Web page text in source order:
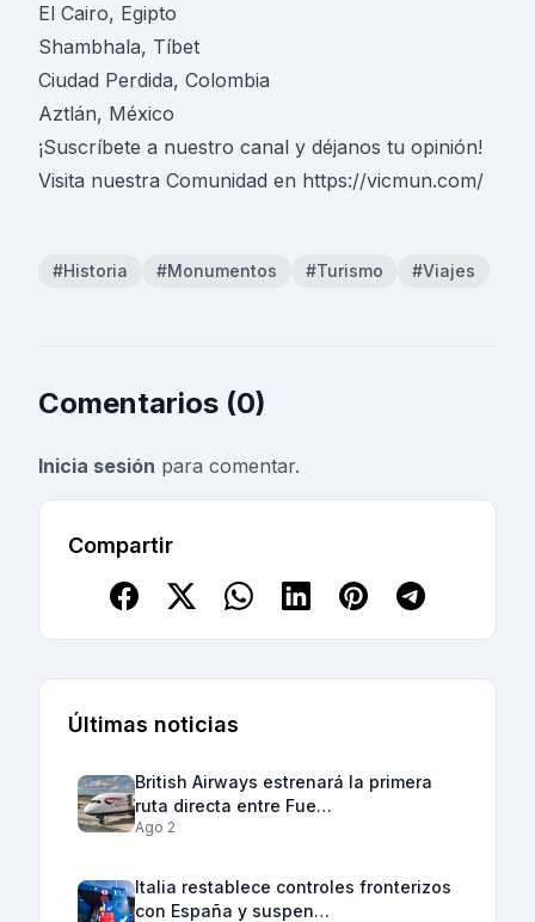
El Cairo, Egipto
Shambhala, Tíbet
Ciudad Perdida, Colombia
Aztlán, México
¡Suscríbete a nuestro canal y déjanos tu opinión!
Visita nuestra Comunidad en https://vicmun.com/
#Historia #Monumentos #Turismo #Viajes
Comentarios (0)
Inicia sesión para comentar.
Compartir
Últimas noticias
British Airways estrenará la primera
ruta directa entre Fue…
Ago 2
Italia restablece controles fronterizos
con España y suspen…